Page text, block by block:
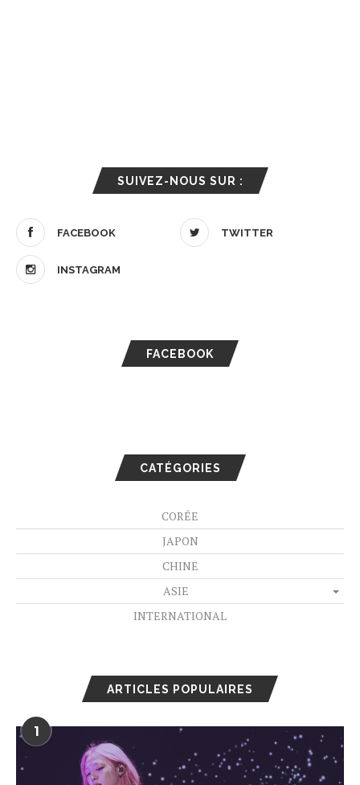
SUIVEZ-NOUS SUR :
FACEBOOK TWITTER
INSTAGRAM
FACEBOOK
CATÉGORIES
CORÉE
JAPON
CHINE
ASIE
INTERNATIONAL
ARTICLES POPULAIRES
1